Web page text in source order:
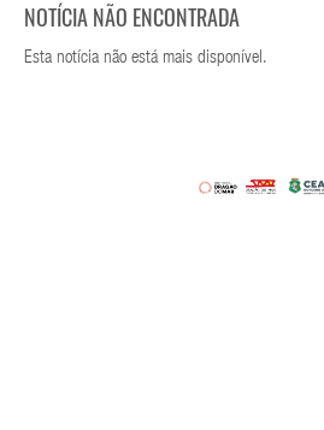
NOTÍCIA NÃO ENCONTRADA
Esta notícia não está mais disponível.